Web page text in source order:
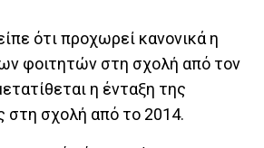
ότι προχωρεί κανονικά η
φοιτητών στη σχολή από τον
η ένταξη της
στη σχολή από το 2014.